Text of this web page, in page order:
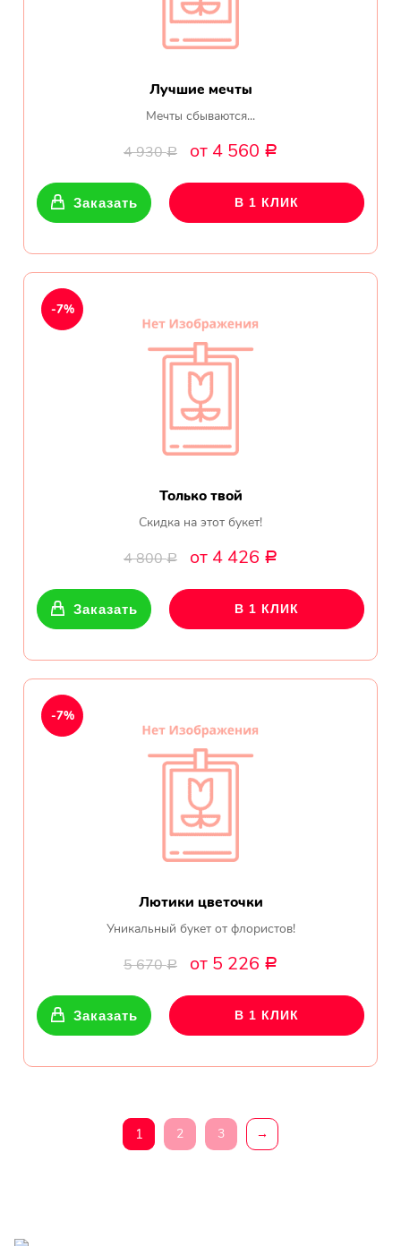
Лучшие мечты
Мечты сбываются...
4 930Р от 4 560 Р
Заказать В 1 КЛИК
Только твой
Скидка на этот букет!
4 800Р от 4 426 Р
-7%
Заказать В 1 КЛИК
Лютики цветочки
Уникальный букет от флористов!
5 670Р от 5 226 Р
-7%
Заказать В 1 КЛИК
1 2 3 →